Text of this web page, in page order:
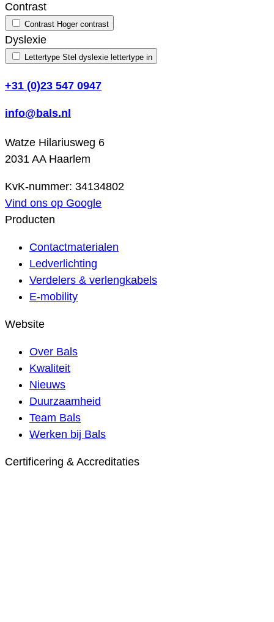
Contrast
Contrast Hoger contrast
Dyslexie
Lettertype Stel dyslexie lettertype in
+31 (0)23 547 0947
info@bals.nl
Watze Hilariusweg 6
2031 AA Haarlem
KvK-nummer: 34134802
Vind ons op Google
Producten
Contactmaterialen
Ledverlichting
Verdelers & verlengkabels
E-mobility
Website
Over Bals
Kwaliteit
Nieuws
Duurzaamheid
Team Bals
Werken bij Bals
Certificering & Accreditaties